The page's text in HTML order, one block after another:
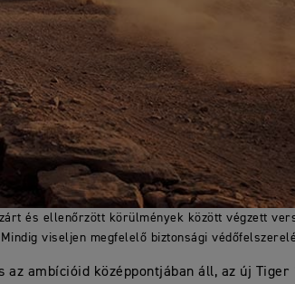
és ellenőrzött körülmények között végzett
Mindig viseljen megfelelő biztonsági
az ambícióid középpontjában áll, az új Tiger